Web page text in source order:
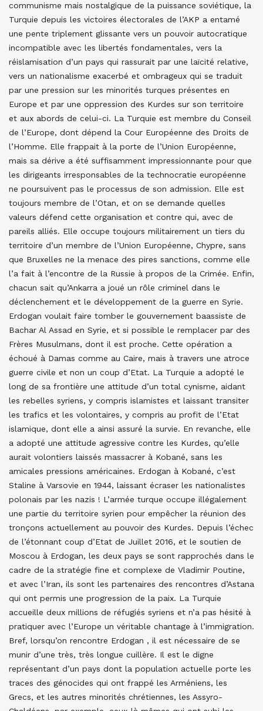
communisme mais nostalgique de la puissance soviétique, la
Turquie depuis les victoires électorales de l’AKP a entamé
une pente triplement glissante vers un pouvoir autocratique
incompatible avec les libertés fondamentales, vers la
réislamisation d’un pays qui rassurait par une laïcité relative,
vers un nationalisme exacerbé et ombrageux qui se traduit
par une pression sur les minorités turques présentes en
Europe et par une oppression des Kurdes sur son territoire
et aux abords de celui-ci. La Turquie est membre du Conseil
de l’Europe, dont dépend la Cour Européenne des Droits de
l’Homme. Elle frappait à la porte de l’Union Européenne,
mais sa dérive a été suffisamment impressionnante pour que
les dirigeants irresponsables de la technocratie européenne
ne poursuivent pas le processus de son admission. Elle est
toujours membre de l’Otan, et on se demande quelles
valeurs défend cette organisation et contre qui, avec de
pareils alliés. Elle occupe toujours militairement un tiers du
territoire d’un membre de l’Union Européenne, Chypre, sans
que Bruxelles ne la menace des pires sanctions, comme elle
l’a fait à l’encontre de la Russie à propos de la Crimée. Enfin,
chacun sait qu’Ankarra a joué un rôle criminel dans le
déclenchement et le développement de la guerre en Syrie.
Erdogan voulait faire tomber le gouvernement baassiste de
Bachar Al Assad en Syrie, et si possible le remplacer par des
Frères Musulmans, dont il est proche. Cette opération a
échoué à Damas comme au Caire, mais à travers une atroce
guerre civile et non un coup d’Etat. La Turquie a adopté le
long de sa frontière une attitude d’un total cynisme, aidant
les rebelles syriens, y compris islamistes et laissant transiter
les trafics et les volontaires, y compris au profit de l’Etat
islamique, dont elle a ainsi assuré la survie. En revanche, elle
a adopté une attitude agressive contre les Kurdes, qu’elle
aurait volontiers laissés massacrer à Kobané, sans les
amicales pressions américaines. Erdogan à Kobané, c’est
Staline à Varsovie en 1944, laissant écraser les nationalistes
polonais par les nazis ! L’armée turque occupe illégalement
une partie du territoire syrien pour empêcher la réunion des
tronçons actuellement au pouvoir des Kurdes. Depuis l’échec
de l’étonnant coup d’Etat de Juillet 2016, et le soutien de
Moscou à Erdogan, les deux pays se sont rapprochés dans le
cadre de la stratégie fine et complexe de Vladimir Poutine,
et avec l’Iran, ils sont les partenaires des rencontres d’Astana
qui ont permis une progression de la paix. La Turquie
accueille deux millions de réfugiés syriens et n’a pas hésité à
pratiquer avec l’Europe un véritable chantage à l’immigration.
Bref, lorsqu’on rencontre Erdogan , il est nécessaire de se
munir d’une très, très longue cuillère. Il est le digne
représentant d’un pays dont la population actuelle porte les
traces des génocides qui ont frappé les Arméniens, les
Grecs, et les autres minorités chrétiennes, les Assyro-